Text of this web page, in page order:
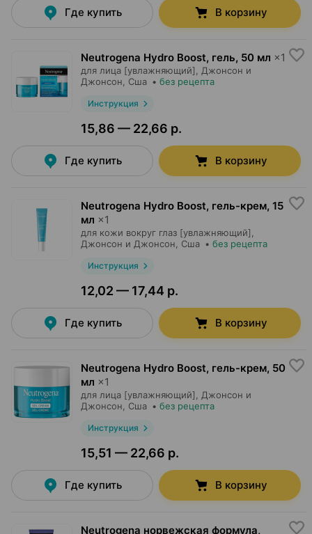
Где купить В корзину
Neutrogena Hydro Boost, гель, 50 мл ×1
для лица [увлажняющий],
Джонсон и
Джонсон , Сша • без рецепта
Инструкция
15,86 — 22,66 р.
Где купить В корзину
Neutrogena Hydro Boost, гель-крем, 15
мл ×1
для кожи вокруг глаз [увлажняющий],
Джонсон и Джонсон , Сша • без рецепта
Инструкция
12,02 — 17,44 р.
Где купить В корзину
Neutrogena Hydro Boost, гель-крем, 50
мл ×1
для лица [увлажняющий],
Джонсон и
Джонсон , Сша • без рецепта
Инструкция
15,51 — 22,66 р.
Где купить В корзину
Neutrogena норвежская формула,